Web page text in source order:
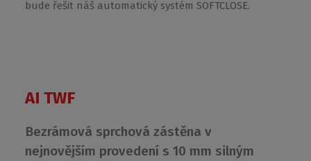
bude řešit náš automatický systém SOFTCLOSE.
AI TWF
Bezrámová sprchová zástěna v
nejnovějším provedení s 10 mm silným